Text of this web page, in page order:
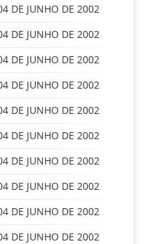
DE JUNHO DE 2002
DE JUNHO DE 2002
DE JUNHO DE 2002
DE JUNHO DE 2002
DE JUNHO DE 2002
DE JUNHO DE 2002
DE JUNHO DE 2002
DE JUNHO DE 2002
DE JUNHO DE 2002
DE JUNHO DE 2002